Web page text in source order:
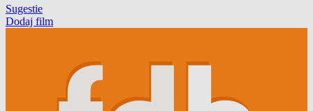
Sugestie
Dodaj film